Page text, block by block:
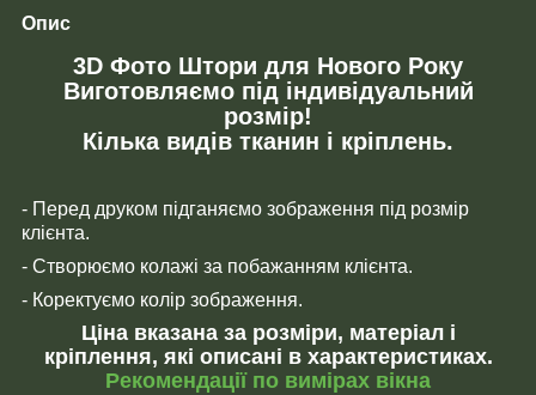
Опис
3D Фото Штори для Нового Року
Виготовляємо під індивідуальний
розмір!
Кілька видів тканин і кріплень.
- Перед друком підганяємо зображення під розмір
клієнта.
- Створюємо колажі за побажанням клієнта.
- Коректуємо колір зображення.
Ціна вказана за розміри, матеріал і
кріплення, які описані в характеристиках.
Рекомендації по вимірах вікна